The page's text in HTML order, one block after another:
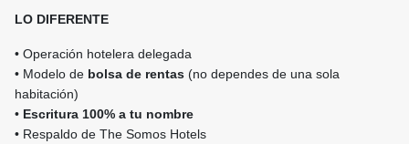
LO DIFERENTE
• Operación hotelera delegada
• Modelo de bolsa de rentas (no dependes de una sola
habitación)
• Escritura 100% a tu nombre
• Respaldo de The Somos Hotels